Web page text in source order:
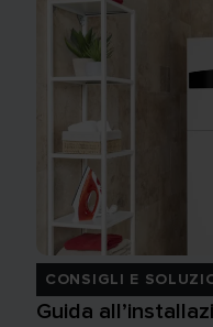
CONSIGLI E
Guida